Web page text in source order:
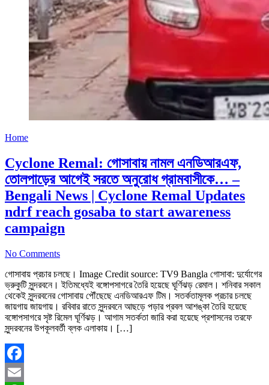
Home
Cyclone Remal: গোসাবায় নামল এনডিআরএফ,
তোলপাড়ের আগেই সরতে অনুরোধ গ্রামবাসীকে… –
Bengali News | Cyclone Remal Updates
ndrf reach gosaba to start awareness
campaign
No Comments
গোসাবায় প্রচার চলছে। Image Credit source: TV9 Bangla গোসাবা: দুর্যোগের
ভ্রুকুটি সুন্দরবনে। ইতিমধ্যেই বঙ্গোপসাগরে তৈরি হয়েছে ঘূর্ণিঝড় রেমাল। শনিবার সকাল
থেকেই সুন্দরবনের গোসাবায় পৌঁছেছে এনডিআরএফ টিম। সতর্কতামূলক প্রচার চলছে
জায়গায় জায়গায়। রবিবার রাতে সুন্দরবনে আছড়ে পড়ার প্রবল আশঙ্কা তৈরি হয়েছে
বঙ্গোপসাগরে সৃষ্ট রিমেল ঘূর্ণিঝড়। আগাম সতর্কতা জারি করা হয়েছে প্রশাসনের তরফে
সুন্দরবনের উপকূলবর্তী ব্লক এলাকায়। […]
Facebook